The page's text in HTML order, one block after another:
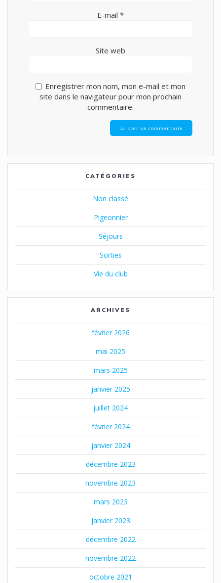
E-mail *
Site web
Enregistrer mon nom, mon e-mail et mon
site dans le navigateur pour mon prochain
commentaire.
CATÉGORIES
Non classé
Pigeonnier
Séjours
Sorties
Vie du club
ARCHIVES
février 2026
mai 2025
mars 2025
janvier 2025
juillet 2024
février 2024
janvier 2024
décembre 2023
novembre 2023
mars 2023
janvier 2023
décembre 2022
novembre 2022
octobre 2021